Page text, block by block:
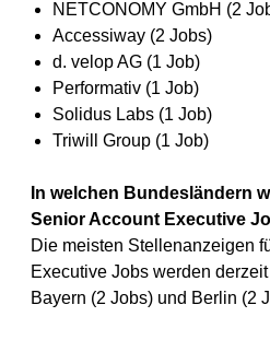
NETCONOMY GmbH (2
Accessiway (2 Jobs)
d. velop AG (1 Job)
Performativ (1 Job)
Solidus Labs (1 Job)
Triwill Group (1 Job)
In welchen Bundesländern
Senior Account Executive
Die meisten Stellenanzeigen
Executive Jobs werden
Bayern (2 Jobs) und Berlin (2